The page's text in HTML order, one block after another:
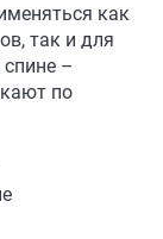
как
так и для
–
по